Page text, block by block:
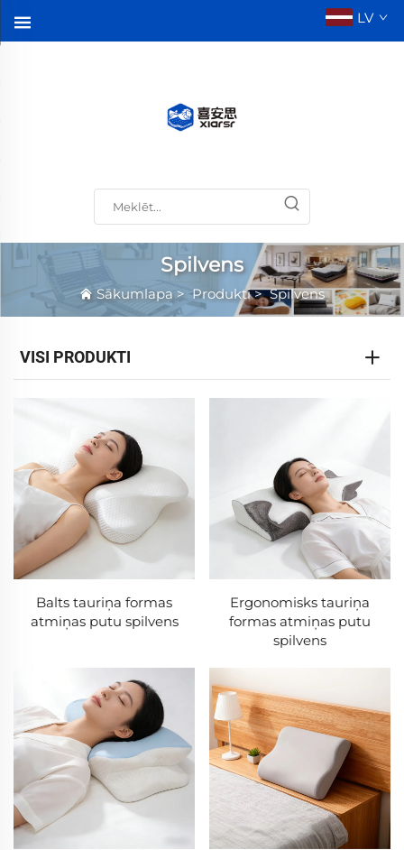
LV
Spilvens
Sākumlapa>Produkti>Spilvens
VISI PRODUKTI
Balts tauriņa formas
atmiņas putu spilvens
Ergonomisks tauriņa
formas atmiņas putu
spilvens